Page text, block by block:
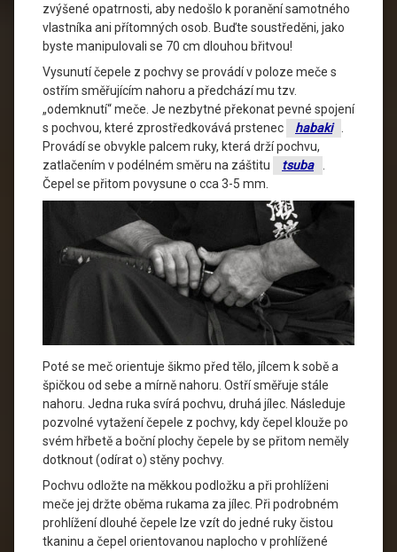
zvýšené opatrnosti, aby nedošlo k poranění samotného
vlastníka ani přítomných osob. Buďte soustředěni, jako
byste manipulovali se 70 cm dlouhou břitvou!
Vysunutí čepele z pochvy se provádí v poloze meče s
ostřím směřujícím nahoru a předchází mu tzv.
„odemknutí“ meče. Je nezbytné překonat pevné spojení
s pochvou, které zprostředkovává prstenec
habaki
Provádí se obvykle palcem ruky, která drží pochvu,
zatlačením v podélném směru na záštitu
tsuba
Čepel se přitom povysune o cca 3-5 mm.
Poté se meč orientuje šikmo před tělo, jílcem k sobě a
špičkou od sebe a mírně nahoru. Ostří směřuje stále
nahoru. Jedna ruka svírá pochvu, druhá jílec. Následuje
pozvolné vytažení čepele z pochvy, kdy čepel klouže po
svém hřbetě a boční plochy čepele by se přitom neměly
dotknout (odírat o) stěny pochvy.
Pochvu odložte na měkkou podložku a při prohlíženi
meče jej držte oběma rukama za jílec. Při podrobném
prohlížení dlouhé čepele lze vzít do jedné ruky čistou
tkaninu a čepel orientovanou naplocho v prohlížené